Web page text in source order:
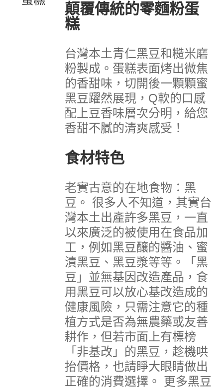
顛覆傳統的零麵粉蛋
糕
台灣本土青仁黑豆和糙米磨
粉製成。 蛋糕表面烤出微焦
的香甜味，切開後一顆顆蜜
黑豆躍然展現，Q軟的口感
配上豆香味層次分明，給您
香甜不膩的清爽感受！
食材特色
老實古意的在地食物：黑
豆。 很多人不知道，其實台
灣本土出產許多黑豆，一直
以來廣泛的被使用在食品加
工，例如黑豆釀的醬油、蜜
漬黑豆、黑豆漿等等。
「黑
豆」並無基因改造產品，食
用黑豆可以放心基改造成的
健康風險，只需注意它的種
植方式是否為無農藥或友善
耕作，但若市面上有標榜
「非基改」的黑豆，趁機哄
抬價格，也請睜大眼睛做出
正確的消費選擇。 更多黑豆